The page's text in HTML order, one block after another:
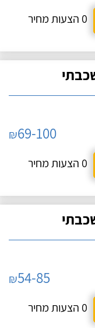
0 הצעות מחיר
₪69-100
0 הצעות מחיר
₪54-85
0 הצעות מחיר